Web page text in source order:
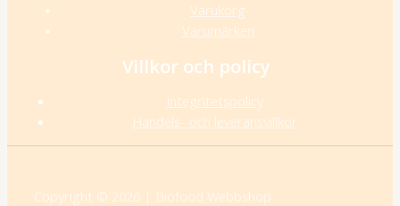
Varukorg
Varumärken
Villkor och policy
Integritetspolicy
Handels- och leveransvillkor
Copyright © 2026 | Biofood Webbshop